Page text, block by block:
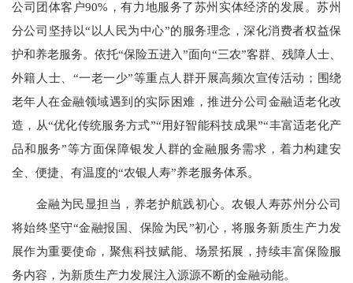
公司团体客户90%，有力地服务了苏州实体经济的发展。苏州
分公司坚持以“以人民为中心”的服务理念，深化消费者权益保
护和养老服务。依托“保险五进入”面向“三农”客群、残障人士、
外籍人士、“一老一少”等重点人群开展高频次宣传活动；围绕
老年人在金融领域遇到的实际困难，推进分公司金融适老化改
造，从“优化传统服务方式”“用好智能科技成果”“丰富适老化产
品和服务”等方面保障银发人群的金融服务需求，着力构建安
全、便捷、有温度的“农银人寿”养老服务体系。
金融为民显担当，养老护航践初心。农银人寿苏州分公司
将始终坚守“金融报国、保险为民”初心，将服务新质生产力发
展作为重要使命，聚焦科技赋能、场景拓展，持续丰富保险服
务内容，为新质生产力发展注入源源不断的金融动能。